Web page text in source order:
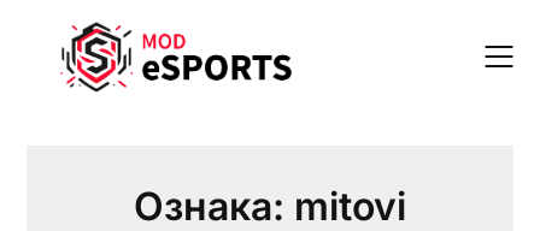
content
Ознака: mitovi